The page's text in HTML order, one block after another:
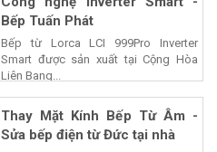
Bếp Tuấn Phát
Bếp từ Lorca LCI 999Pro Inverter
Smart được sản xuất tại Cộng Hòa
Liên Bang...
Thay Mặt Kính Bếp Từ Âm -
Sửa bếp điện từ Đức tại nhà